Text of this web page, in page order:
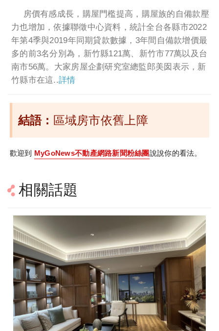
房價有感成長，購屋門檻提高，購屋族的自備款壓
力也增加，依據聯徵中心資料，統計全台各縣市2022
年第4季與2019年同期貸款數據，3年間自備款增價最
多的前3名分別為，新竹縣121萬、新竹市77萬以及台
南市56萬。大家房屋企劃研究室總監郎美囡表示，新
竹縣市在這..詳情
結語 : 區域房市依舊上障
歡迎到 MyGoNews不動產網路新聞粉絲團說說你的看法。
相關話題